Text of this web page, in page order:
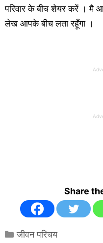
परिवार के बीच शेयर करें । मै
लेख आपके बीच लता रहूँगा ।
Share
Categories
जीवन परिचय